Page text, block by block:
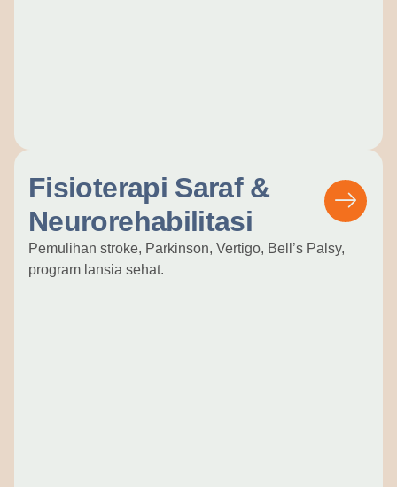
Fisioterapi Saraf &
Neurorehabilitasi
Pemulihan stroke, Parkinson, Vertigo, Bell’s Palsy,
program lansia sehat.